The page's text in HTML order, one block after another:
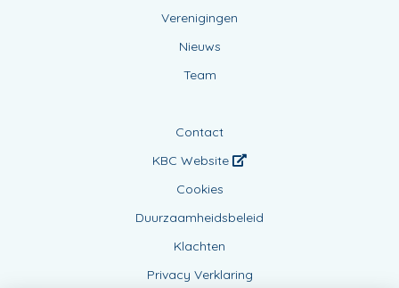
Verenigingen
Nieuws
Team
Contact
KBC Website
Cookies
Duurzaamheidsbeleid
Klachten
Privacy Verklaring